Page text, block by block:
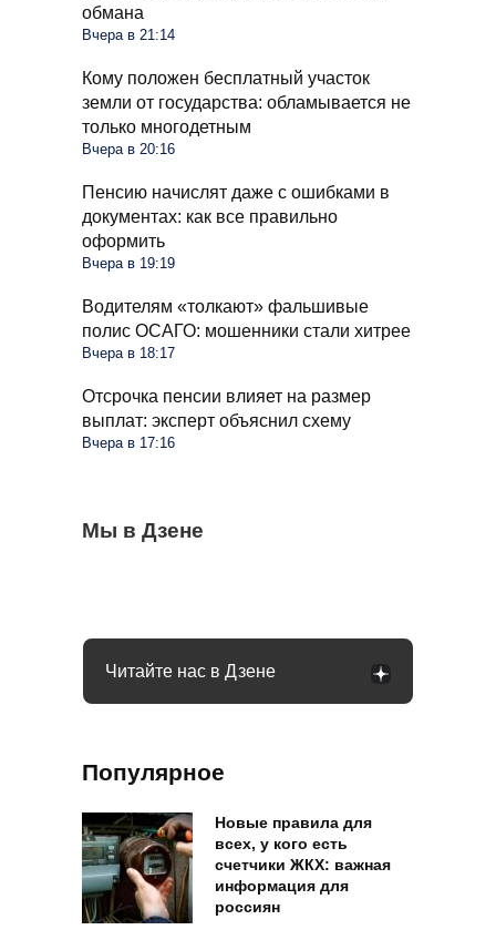
обмана
Вчера в 21:14
Кому положен бесплатный участок
земли от государства: обламывается не
только многодетным
Вчера в 20:16
Пенсию начислят даже с ошибками в
документах: как все правильно
оформить
Вчера в 19:19
Водителям «толкают» фальшивые
полис ОСАГО: мошенники стали хитрее
Вчера в 18:17
Отсрочка пенсии влияет на размер
выплат: эксперт объяснил схему
Вчера в 17:16
Мы в Дзене
В РФ меняется система блокировки
банковских счетов: чего теперь ждать
Банкомат может не выдать деньги
Для СНТ введут единый тариф на
Читайте нас в Дзене
Популярное
Новые правила для
всех, у кого есть
счетчики ЖКХ: важная
информация для
россиян